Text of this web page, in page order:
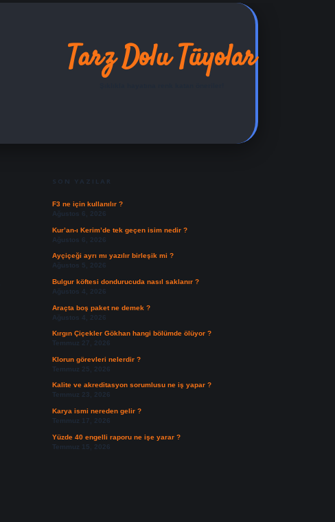
Tarz Dolu Tüyolar
SON YAZILAR
F3 ne için kullanılır ?
Ağustos 6, 2026
Kur’an-ı Kerim’de tek geçen isim nedir ?
Ağustos 6, 2026
Ayçiçeği ayrı mı yazılır birleşik mi ?
Ağustos 5, 2026
Bulgur köftesi dondurucuda nasıl saklanır ?
Ağustos 4, 2026
Araçta boş paket ne demek ?
Ağustos 4, 2026
Kırgın Çiçekler Gökhan hangi bölümde ölüyor ?
Temmuz 27, 2026
Klorun görevleri nelerdir ?
Temmuz 25, 2026
Kalite ve akreditasyon sorumlusu ne iş yapar ?
Temmuz 23, 2026
Karya ismi nereden gelir ?
Temmuz 17, 2026
Yüzde 40 engelli raporu ne işe yarar ?
Temmuz 15, 2026